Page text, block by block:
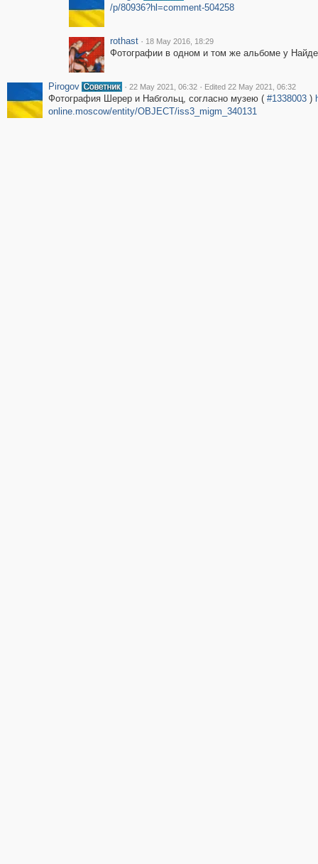
/p/80936?hl=comment-504258
rothast · 18 May 2016, 18:29
Фотографии в одном и том же альбоме у
Pirogov · 22 May 2021, 06:32 · Edited 22 May 2021, 06:32
Фотография Шерер и Набгольц, согласно музею ( #1338003)
online.moscow/entity/OBJECT/iss3_migm_340131